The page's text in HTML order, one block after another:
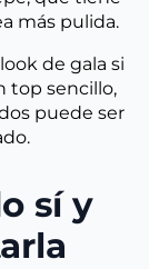
más pulida.
de gala si
top sencillo,
puede ser
sí y